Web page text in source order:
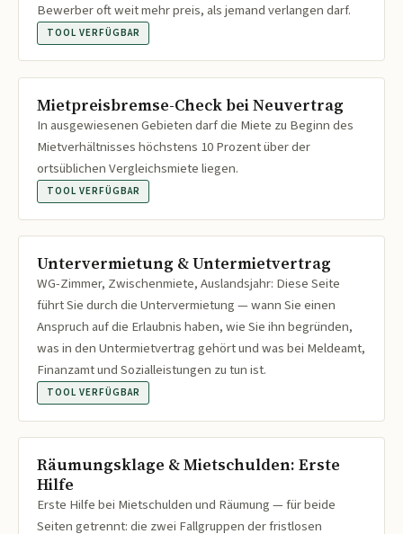
Bewerber oft weit mehr preis, als jemand verlangen darf.
TOOL VERFÜGBAR
Mietpreisbremse-Check bei Neuvertrag
In ausgewiesenen Gebieten darf die Miete zu Beginn des
Mietverhältnisses höchstens 10 Prozent über der
ortsüblichen Vergleichsmiete liegen.
TOOL VERFÜGBAR
Untervermietung & Untermietvertrag
WG-Zimmer, Zwischenmiete, Auslandsjahr: Diese Seite
führt Sie durch die Untervermietung — wann Sie einen
Anspruch auf die Erlaubnis haben, wie Sie ihn begründen,
was in den Untermietvertrag gehört und was bei Meldeamt,
Finanzamt und Sozialleistungen zu tun ist.
TOOL VERFÜGBAR
Räumungsklage & Mietschulden: Erste
Hilfe
Erste Hilfe bei Mietschulden und Räumung — für beide
Seiten getrennt: die zwei Fallgruppen der fristlosen